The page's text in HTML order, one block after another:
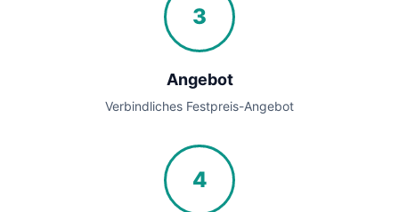
3
Angebot
Verbindliches Festpreis-Angebot
4